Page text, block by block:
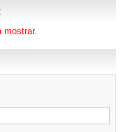
mostrar.